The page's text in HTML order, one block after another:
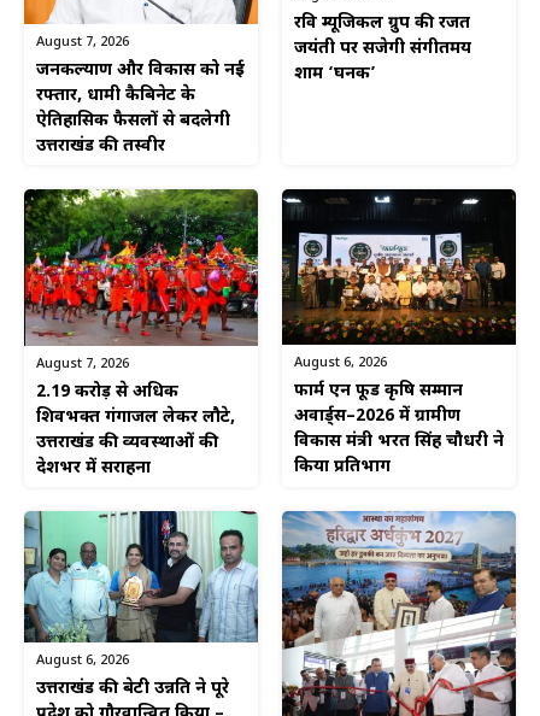
August 7, 2026
जनकल्याण और विकास को नई
रफ्तार, धामी कैबिनेट के
ऐतिहासिक फैसलों से बदलेगी
उत्तराखंड की तस्वीर
रवि म्यूजिकल ग्रुप की रजत
जयंती पर सजेगी संगीतमय
शाम ‘घनक’
August 7, 2026
2.19 करोड़ से अधिक
शिवभक्त गंगाजल लेकर लौटे,
उत्तराखंड की व्यवस्थाओं की
देशभर में सराहना
August 6, 2026
फार्म एन फूड कृषि सम्मान
अवार्ड्स–2026 में ग्रामीण
विकास मंत्री भरत सिंह चौधरी ने
किया प्रतिभाग
August 6, 2026
उत्तराखंड की बेटी उन्नति ने पूरे